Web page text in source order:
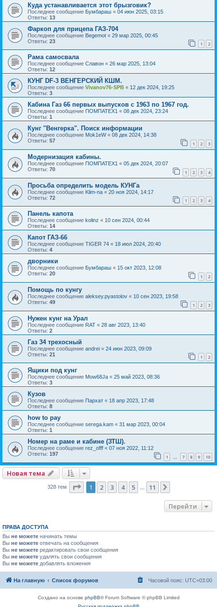
Куда устанавливается этот брызговик?
Последнее сообщение Бумбараш « 04 июн 2025, 03:15
Ответы: 13
Фаркоп для прицепа ГАЗ-704
Последнее сообщение Begemot « 29 мар 2025, 00:45
Ответы: 23 1 2
Рама самосвала
Последнее сообщение Славон « 26 мар 2025, 13:04
Ответы: 12
КУНГ DF-3 ВЕНГЕРСКИЙ КШМ.
Последнее сообщение Vivanov76-SPB « 12 дек 2024, 19:25
Ответы: 3
Кабина Газ 66 первых выпусков с 1963 по 1967 год.
Последнее сообщение ПОМПАТЕХ1 « 08 дек 2024, 23:24
Ответы: 1
Кунг "Венгерка". Поиск информации
Последнее сообщение Mok1eW« 08 дек 2024, 14:38
Ответы: 57 1 2 3
Модернизация кабины.
Последнее сообщение ПОМПАТЕХ1 « 05 дек 2024, 20:07
Ответы: 70 1 2 3 4
Просьба определить модель КУНГа
Последнее сообщение Klim-na « 20 ноя 2024, 14:17
Ответы: 72 1 2 3 4
Панель капота
Последнее сообщение kolinz « 10 сен 2024, 00:44
Ответы: 14
Капот ГАЗ-66
Последнее сообщение TIGER 74 « 18 июл 2024, 20:40
Ответы: 4
дворники
Последнее сообщение Бумбараш « 15 окт 2023, 12:08
Ответы: 20 1 2
Помощь по кунгу
Последнее сообщение aleksey.pyastolov « 10 сен 2023, 19:58
Ответы: 49 1 2 3
Нужен кунг на Урал
Последнее сообщение RAT « 28 авг 2023, 13:40
Ответы: 2
Газ 34 трехосный
Последнее сообщение andrei « 24 июн 2023, 09:09
Ответы: 21 1 2
Ящики под кунг
Последнее сообщение Mow68Ja « 25 май 2023, 08:36
Ответы: 3
Кузов
Последнее сообщение Пархат « 18 апр 2023, 17:48
Ответы: 8
how to pay
Последнее сообщение serega.kam « 31 мар 2023, 00:04
Ответы: 1
Номер на раме и кабине (ЗТШ).
Последнее сообщение rez_offf « 07 ноя 2022, 11:12
Ответы: 197 1 … 7 8 9 10
Новая тема
328 тем Страница из 11
1 2 3 4 5 11
Перейти
ПРАВА ДОСТУПА
Вы не можете начинать темы
Вы не можете отвечать на сообщения
Вы не можете редактировать свои сообщения
Вы не можете удалять свои сообщения
Вы не можете добавлять вложения
На главную Список форумов Часовой пояс: UTC+03:00
Создано на основе phpBB® Forum Software © phpBB Limited